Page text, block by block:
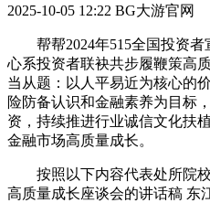
2025-10-05 12:22 BG大游官网
帮帮2024年515全国投资者
心系投资者联袂共步履鞭策高
当从题：以人平易近为核心的
险防备认识和金融素养为目标
资，持续推进行业诚信文化扶
金融市场高质量成长。
按照以下内容代表处所院校
高质量成长座谈会的讲话稿 东